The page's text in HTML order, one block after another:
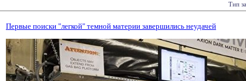
Тип
Первые поиски "легкой" темной материи завершились неудачей